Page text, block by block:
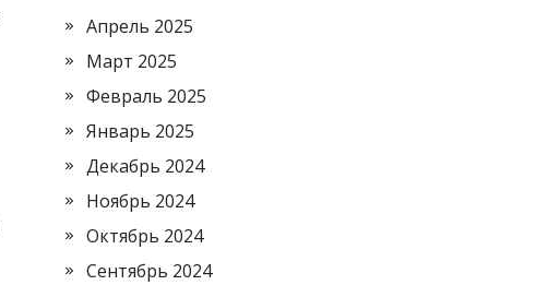
Апрель 2025
Март 2025
Февраль 2025
Январь 2025
Декабрь 2024
Ноябрь 2024
Октябрь 2024
Сентябрь 2024